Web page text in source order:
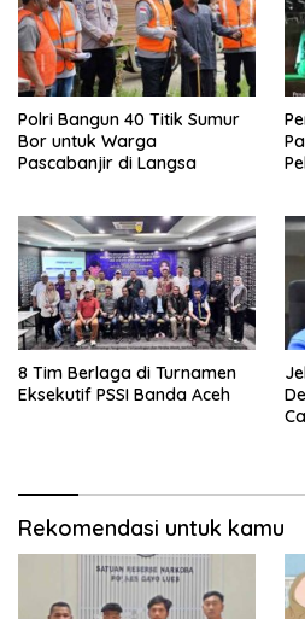
Polri Bangun 40 Titik Sumur
Bor untuk Warga
Pascabanjir di Langsa
8 Tim Berlaga di Turnamen
Eksekutif PSSI Banda Aceh
Rekomendasi untuk kamu